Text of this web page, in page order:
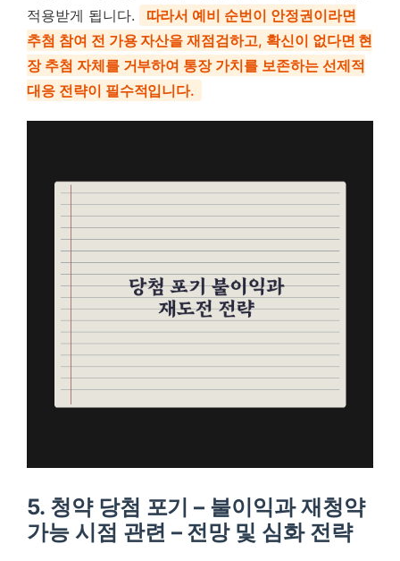
적용받게 됩니다.
따라서 예비 순번이 안정권이라면
추첨 참여 전 가용 자산을 재점검하고, 확신이 없다면 현
장 추첨 자체를 거부하여 통장 가치를 보존하는 선제적
대응 전략이 필수적입니다.
5. 청약 당첨 포기 – 불이익과 재청약
가능 시점 관련 – 전망 및 심화 전략